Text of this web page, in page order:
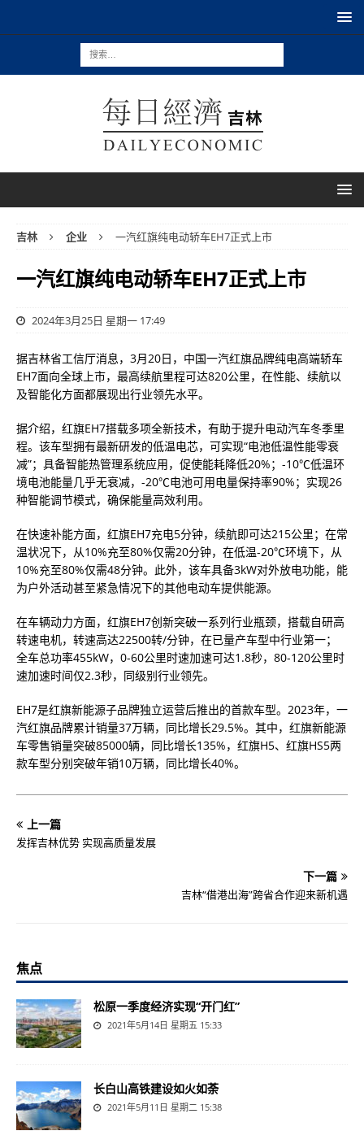
吉林 企业 一汽红旗纯电动轿车EH7正式上市
一汽红旗纯电动轿车EH7正式上市
2024年3月25日 星期一 17:49
据吉林省工信厅消息，3月20日，中国一汽红旗品牌纯电高端轿车
EH7面向全球上市，最高续航里程可达820公里，在性能、续航以
及智能化方面都展现出行业领先水平。
据介绍，红旗EH7搭载多项全新技术，有助于提升电动汽车冬季里
程。该车型拥有最新研发的低温电芯，可实现“电池低温性能零衰
减”；具备智能热管理系统应用，促使能耗降低20%；-10℃低温环
境电池能量几乎无衰减，-20℃电池可用电量保持率90%；实现26
种智能调节模式，确保能量高效利用。
在快速补能方面，红旗EH7充电5分钟，续航即可达215公里；在常
温状况下，从10%充至80%仅需20分钟，在低温-20℃环境下，从
10%充至80%仅需48分钟。此外，该车具备3kW对外放电功能，能
为户外活动甚至紧急情况下的其他电动车提供能源。
在车辆动力方面，红旗EH7创新突破一系列行业瓶颈，搭载自研高
转速电机，转速高达22500转/分钟，在已量产车型中行业第一；
全车总功率455kW，0-60公里时速加速可达1.8秒，80-120公里时
速加速时间仅2.3秒，同级别行业领先。
EH7是红旗新能源子品牌独立运营后推出的首款车型。2023年，一
汽红旗品牌累计销量37万辆，同比增长29.5%。其中，红旗新能源
车零售销量突破85000辆，同比增长135%，红旗H5、红旗HS5两
款车型分别突破年销10万辆，同比增长40%。
上一篇
发挥吉林优势 实现高质量发展
下一篇
吉林“借港出海”跨省合作迎来新机遇
焦点
松原一季度经济实现“开门红”
2021年5月14日 星期五 15:33
长白山高铁建设如火如荼
2021年5月11日 星期二 15:38